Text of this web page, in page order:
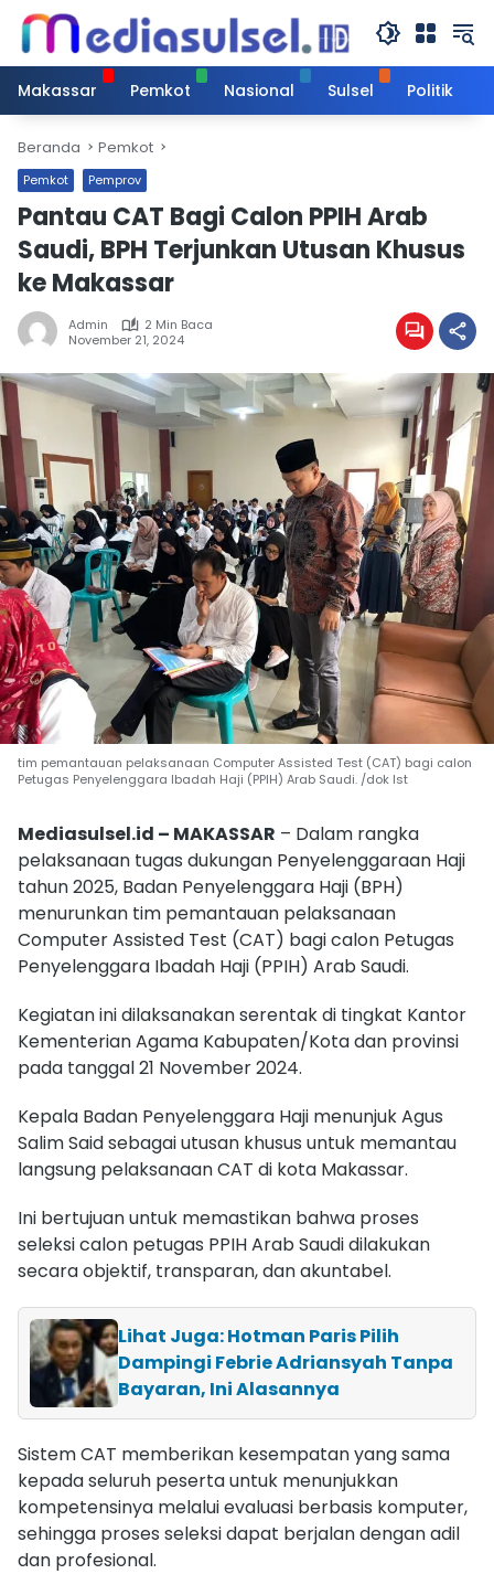
Langsung
konten
Makassar
Pemkot Nasional Sulsel Politik
Beranda Pemkot
Pemkot Pemprov
Pantau CAT Bagi Calon PPIH Arab
Saudi, BPH Terjunkan Utusan Khusus
ke Makassar
Admin
2 Min Baca
November 21, 2024
tim pemantauan pelaksanaan Computer Assisted Test (CAT) bagi calon
Petugas Penyelenggara Ibadah Haji (PPIH) Arab Saudi. /dok Ist
Mediasulsel.id – MAKASSAR – Dalam rangka
pelaksanaan tugas dukungan Penyelenggaraan Haji
tahun 2025, Badan Penyelenggara Haji (BPH)
menurunkan tim pemantauan pelaksanaan
Computer Assisted Test (CAT) bagi calon Petugas
Penyelenggara Ibadah Haji (PPIH) Arab Saudi.
Kegiatan ini dilaksanakan serentak di tingkat Kantor
Kementerian Agama Kabupaten/Kota dan provinsi
pada tanggal 21 November 2024.
Kepala Badan Penyelenggara Haji menunjuk Agus
Salim Said sebagai utusan khusus untuk memantau
langsung pelaksanaan CAT di kota Makassar.
Ini bertujuan untuk memastikan bahwa proses
seleksi calon petugas PPIH Arab Saudi dilakukan
secara objektif, transparan, dan akuntabel.
Lihat Juga: Hotman Paris Pilih
Dampingi Febrie Adriansyah Tanpa
Bayaran, Ini Alasannya
Sistem CAT memberikan kesempatan yang sama
kepada seluruh peserta untuk menunjukkan
kompetensinya melalui evaluasi berbasis komputer,
sehingga proses seleksi dapat berjalan dengan adil
dan profesional.